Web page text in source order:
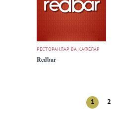
РЕСТОРАНЛАР ВА КАФЕЛАР
Redbar
1 2